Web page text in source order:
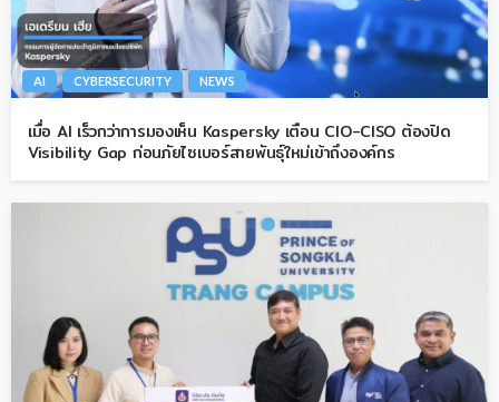
AI CYBERSECURITY NEWS
เมื่อ AI เร็วกว่าการมองเห็น Kaspersky เตือน CIO-CISO ต้องปิด
Visibility Gap ก่อนภัยไซเบอร์สายพันธุ์ใหม่เข้าถึงองค์กร